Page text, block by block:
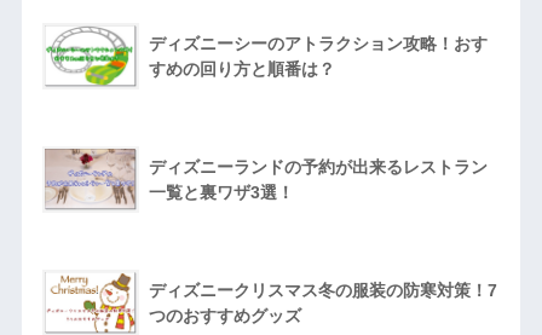
ディズニーシーのアトラクション攻略！おす
すめの回り方と順番は？
ディズニーランドの予約が出来るレストラン
一覧と裏ワザ3選！
ディズニークリスマス冬の服装の防寒対策！7
つのおすすめグッズ